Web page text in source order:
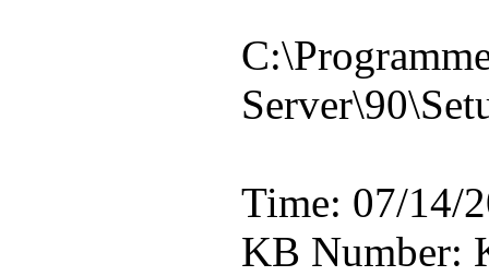
Time: 07/14/
KB Number: